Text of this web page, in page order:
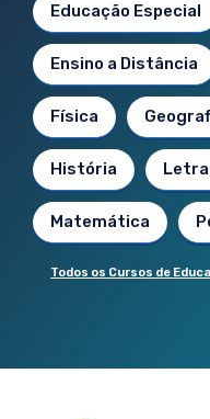
Educação Especial
Ensino a Distância
Física
História
Matemática
Todos os Cursos de